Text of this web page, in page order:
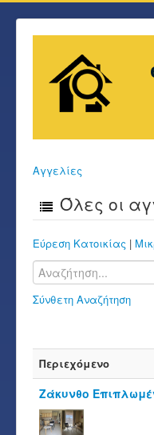
Αγγελίες
Όλες οι
Εύρεση Κατοικίας |
Σύνθετη Αναζήτηση
Περιεχόμενο
Ζάκυνθο